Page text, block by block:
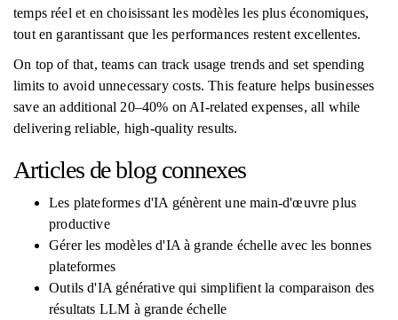
temps réel et en choisissant les modèles les plus économiques,
tout en garantissant que les performances restent excellentes.
On top of that, teams can track usage trends and set spending
limits to avoid unnecessary costs. This feature helps businesses
save an additional 20–40% on AI-related expenses, all while
delivering reliable, high-quality results.
Articles de blog connexes
Les plateformes d'IA génèrent une main-d'œuvre plus
productive
Gérer les modèles d'IA à grande échelle avec les bonnes
plateformes
Outils d'IA générative qui simplifient la comparaison des
résultats LLM à grande échelle